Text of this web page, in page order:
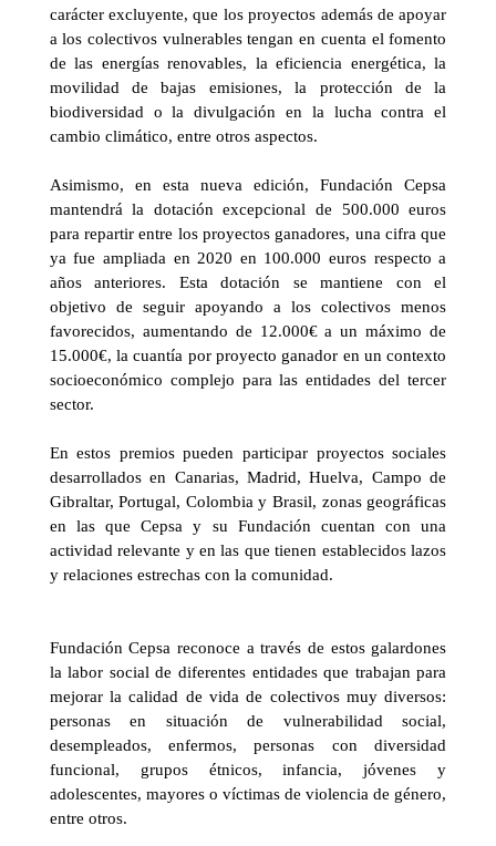
carácter excluyente, que los proyectos además de apoyar
a los colectivos vulnerables tengan en cuenta el fomento
de las energías renovables, la eficiencia energética, la
movilidad de bajas emisiones, la protección de la
biodiversidad o la divulgación en la lucha contra el
cambio climático, entre otros aspectos.
Asimismo, en esta nueva edición, Fundación Cepsa
mantendrá la dotación excepcional de 500.000 euros
para repartir entre los proyectos ganadores, una cifra que
ya fue ampliada en 2020 en 100.000 euros respecto a
años anteriores. Esta dotación se mantiene con el
objetivo de seguir apoyando a los colectivos menos
favorecidos, aumentando de 12.000€ a un máximo de
15.000€, la cuantía por proyecto ganador en un contexto
socioeconómico complejo para las entidades del tercer
sector.
En estos premios pueden participar proyectos sociales
desarrollados en Canarias, Madrid, Huelva, Campo de
Gibraltar, Portugal, Colombia y Brasil, zonas geográficas
en las que Cepsa y su Fundación cuentan con una
actividad relevante y en las que tienen establecidos lazos
y relaciones estrechas con la comunidad.
Fundación Cepsa reconoce a través de estos galardones
la labor social de diferentes entidades que trabajan para
mejorar la calidad de vida de colectivos muy diversos:
personas en situación de vulnerabilidad social,
desempleados, enfermos, personas con diversidad
funcional, grupos étnicos, infancia, jóvenes y
adolescentes, mayores o víctimas de violencia de género,
entre otros.